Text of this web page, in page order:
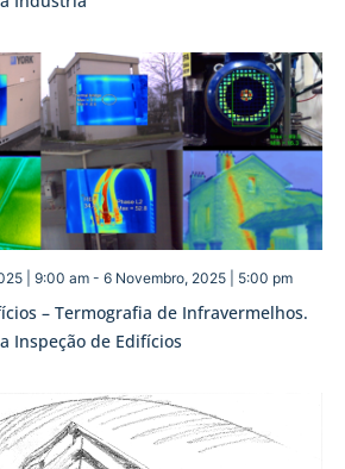
– Termografia de Infravermelhos.
Inspeção de Edifícios
| 9:00 am- 6 Novembro, 2025 | 5:00 pm